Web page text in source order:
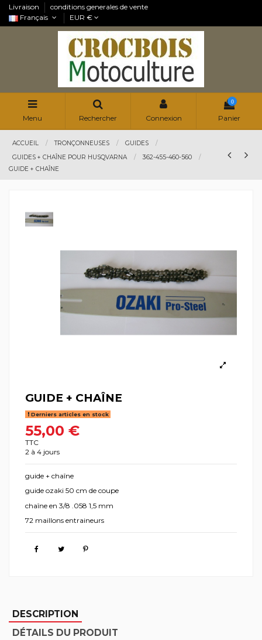
Livraison
conditions generales de vente
Français
EUR €
Menu Rechercher Connexion
0
Panier
ACCUEIL TRONÇONNEUSES
GUIDES
GUIDES + CHAÎNE POUR HUSQVARNA
362-455-460-560
GUIDE + CHAÎNE
GUIDE + CHAÎNE
Derniers articles en stock
55,00 €
TTC
2 à 4 jours
guide + chaîne
guide ozaki 50 cm de coupe
chaîne en 3/8 .058 1,5 mm
72 maillons entraineurs
DESCRIPTION
DÉTAILS DU PRODUIT